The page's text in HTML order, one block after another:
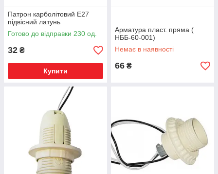
Патрон карболітовий Е27
підвісний латунь
Готово до відправки 230 од.
32 ₴
Купити
Арматура пласт. пряма (
НББ-60-001)
Немає в наявності
66 ₴